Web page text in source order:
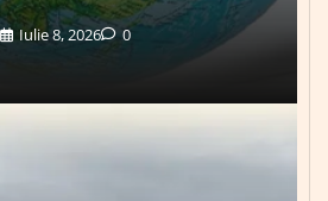
Iulie 8, 2026 0